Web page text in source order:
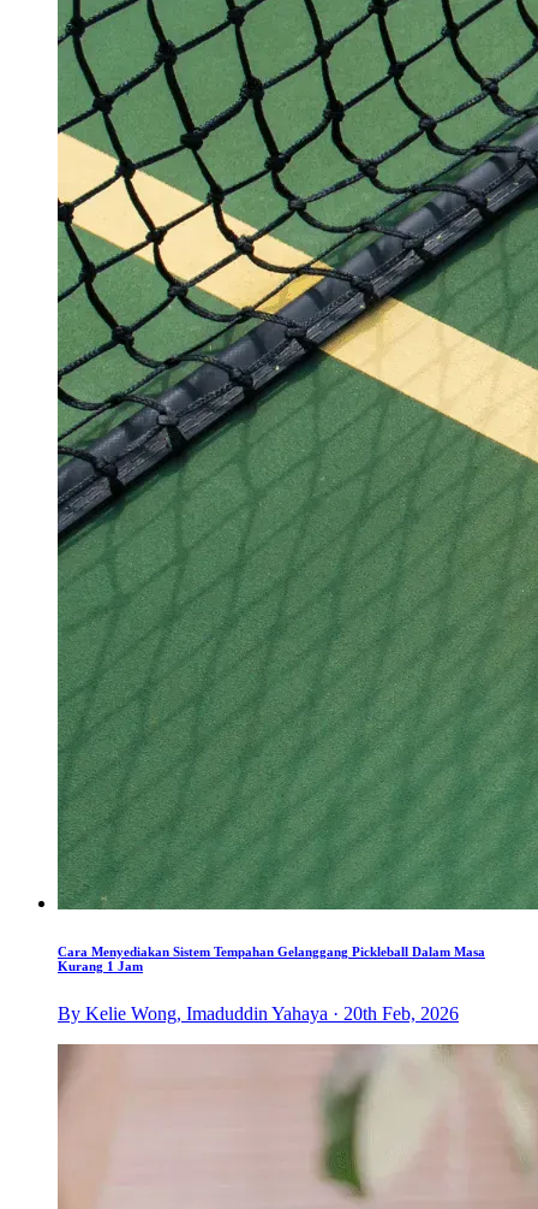
Cara Menyediakan Sistem Tempahan Gelanggang Pickleball Dalam Masa
Kurang 1 Jam
By Kelie Wong, Imaduddin Yahaya · 20th Feb, 2026